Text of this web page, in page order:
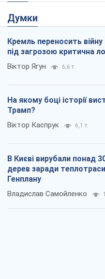
Думки
Кремль переносить
під загрозою критична
Віктор Ягун 6,6 т.
На якому боці історії
Трамп?
Віктор Каспрук 6,1 т.
В Києві вирубали понад
дерев заради теплотраси
Генплану
Владислав Самойленко